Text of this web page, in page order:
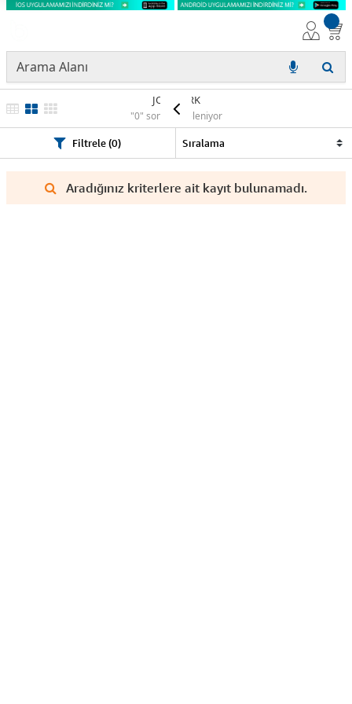
JOLİMARK
"0" sonuç listeleniyor
Filtrele (0)
Aradığınız kriterlere ait kayıt bulunamadı.